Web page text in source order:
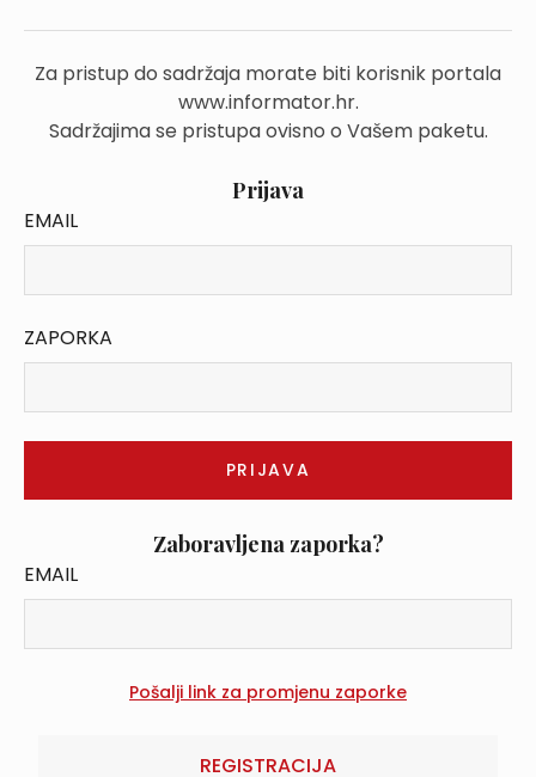
Za pristup do sadržaja morate biti korisnik portala
www.informator.hr.
Sadržajima se pristupa ovisno o Vašem paketu.
Prijava
EMAIL
ZAPORKA
Zaboravljena zaporka?
EMAIL
REGISTRACIJA